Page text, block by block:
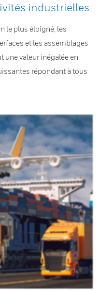
industrielles
le plus éloigné, les
et les assemblages
une valeur inégalée en
répondant à tous